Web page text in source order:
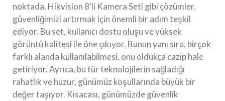
noktada, Hikvision 8’li Kamera Seti gibi çözümler,
güvenliğimizi artırmak için önemli bir adım teşkil
ediyor. Bu set, kullanıcı dostu oluşu ve yüksek
görüntü kalitesi ile öne çıkıyor. Bunun yanı sıra, birçok
farklı alanda kullanılabilmesi, onu oldukça cazip hale
getiriyor. Ayrıca, bu tür teknolojilerin sağladığı
rahatlık ve huzur, günümüz koşullarında büyük bir
değer taşıyor. Kısacası, günümüzde güvenlik